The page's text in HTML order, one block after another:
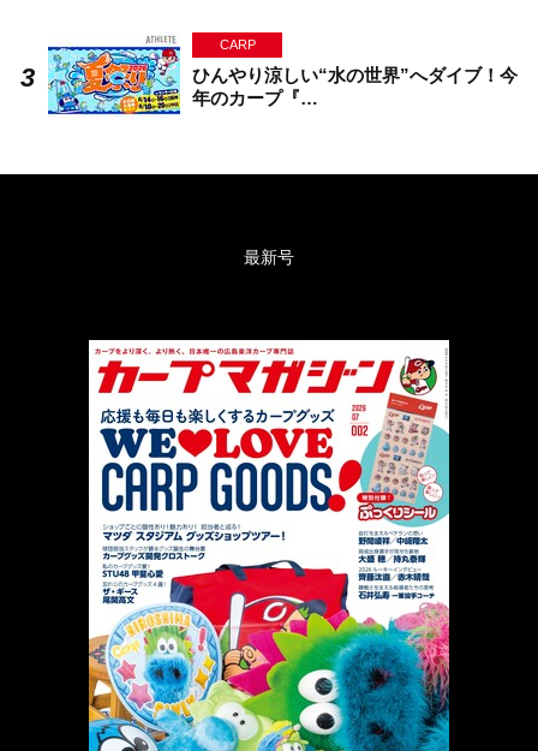
CARP
ひんやり涼しい“水の世界”へダイブ！今
年のカープ『…
最新号